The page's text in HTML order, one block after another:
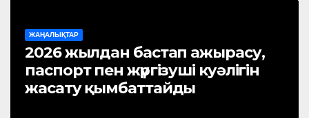
ЖАҢАЛЫҚТАР
2026 жылдан бастап ажырасу,
паспорт пен жүргізуші куәлігін
жасату қымбаттайды